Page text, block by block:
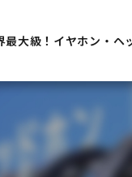
最大級！イヤホン・ヘ